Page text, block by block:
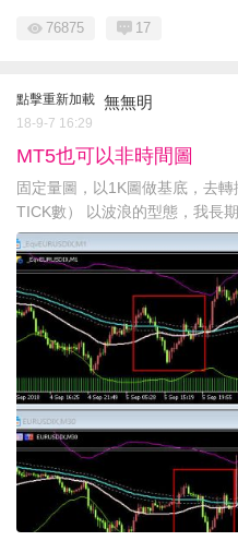
76875 17
點擊重新加載 無無明
18-9-7 16:29
MT5也可以非時間圖
固定量圖，以1K圖做基底，去
TICK數） 以波浪的型態，我長期